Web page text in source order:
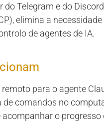
Telegram e do
elimina a
de agentes de IA.
para o agente
comandos no
o progresso